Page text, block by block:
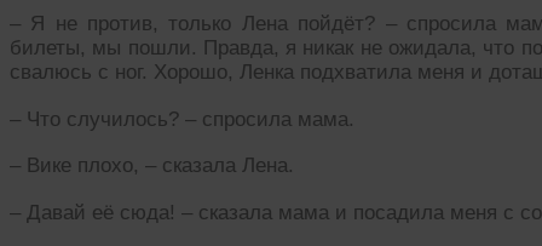
– Я не против, только Лена пойдёт? – спросила
билеты, мы пошли. Правда, я никак не ожидала, что
свалюсь с ног. Хорошо, Ленка подхватила меня и
– Что случилось? – спросила мама.
– Вике плохо, – сказала Лена.
– Давай её сюда! – сказала мама и посадила меня с